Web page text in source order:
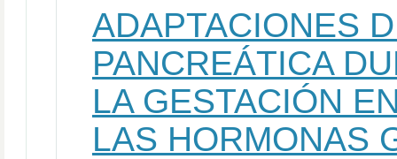
ADAPTACIONES
PANCREÁTICA
LA GESTACIÓN
LAS HORMONAS